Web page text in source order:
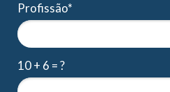
Profissão*
10 + 6 = ?